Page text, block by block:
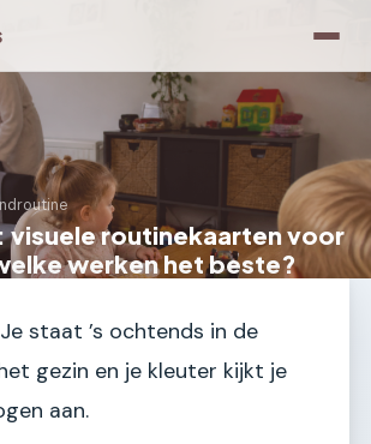
visuele routinekaarten voor
werken het beste?
staat ’s ochtends in de
gezin en je kleuter kijkt je
aan.